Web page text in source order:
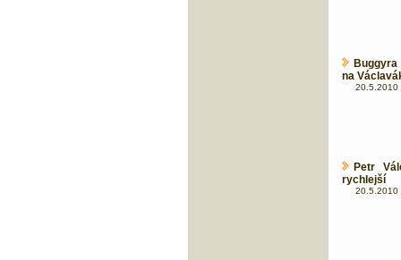
na
20.5.2010
Petr
rychlejší
20.5.2010